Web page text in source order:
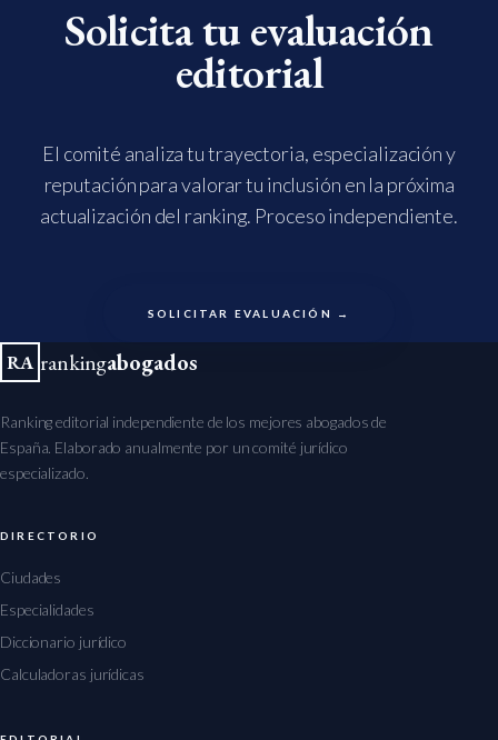
Solicita tu evaluación
editorial
El comité analiza tu trayectoria, especialización y
reputación para valorar tu inclusión en la próxima
actualización del ranking. Proceso independiente.
SOLICITAR EVALUACIÓN →
RA rankingabogados
Ranking editorial independiente de los mejores abogados de
España. Elaborado anualmente por un comité jurídico
especializado.
DIRECTORIO
Ciudades
Especialidades
Diccionario jurídico
Calculadoras jurídicas